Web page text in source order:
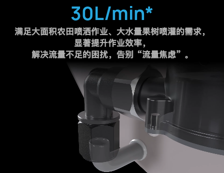
30L/min*
满足大面积农田喷洒作业、大水量果树喷灌的需求，
显著提升作业效率，
解决流量不足的困扰，告别“流量焦虑”。